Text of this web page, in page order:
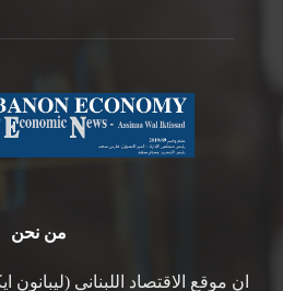
من نحن
ان موقع الاقتصاد اللبناني